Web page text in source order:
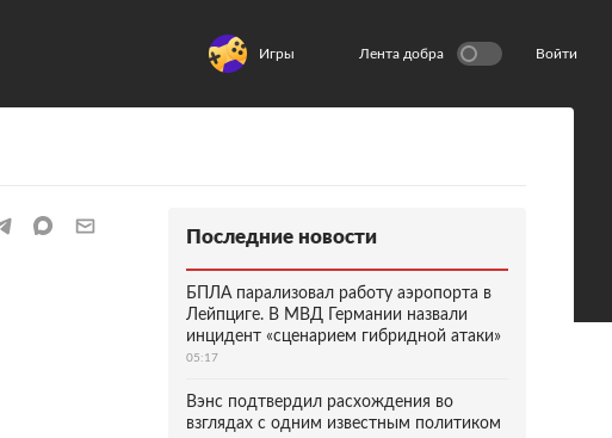
Игры Лента добра Войти
Последние новости
БПЛА парализовал работу аэропорта в
Лейпциге. В МВД Германии назвали
инцидент «сценарием гибридной атаки»
05:17
Вэнс подтвердил расхождения во
взглядах с одним известным политиком